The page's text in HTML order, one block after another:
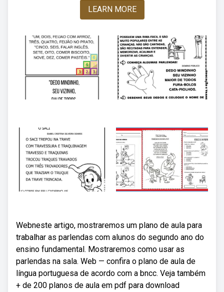
LEARN MORE
Webneste artigo, mostraremos um plano de aula para
trabalhar as parlendas com alunos do segundo ano do
ensino fundamental. Mostraremos como usar as
parlendas na sala. Web — confira o plano de aula de
língua portuguesa de acordo com a bncc. Veja também
+ de 200 planos de aula em pdf para download